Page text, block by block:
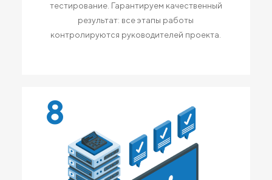
тестирование. Гарантируем качественный
результат: все этапы работы
контролируются руководителей проекта.
8